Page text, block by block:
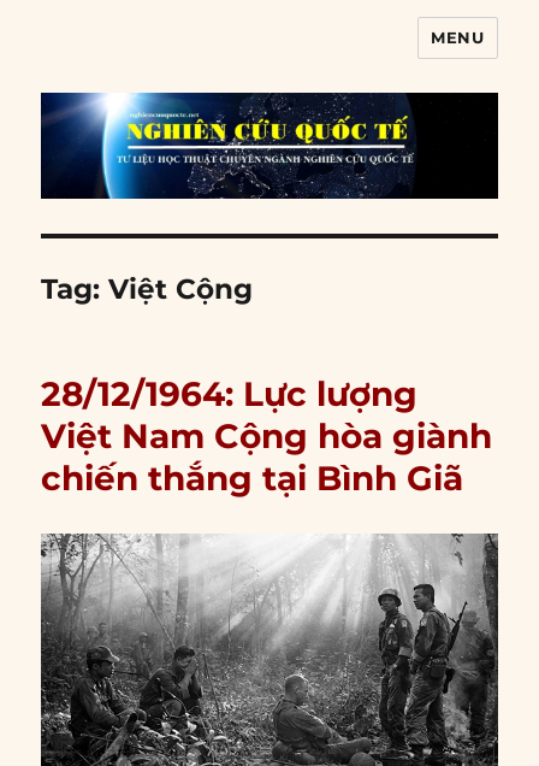
MENU
Tag:Việt Cộng
28/12/1964: Lực lượng
Việt Nam Cộng hòa giành
chiến thắng tại Bình Giã